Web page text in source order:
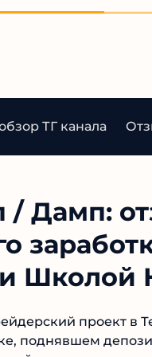
ТГ канала
Дамп:
Школой
проект в
поднявшем